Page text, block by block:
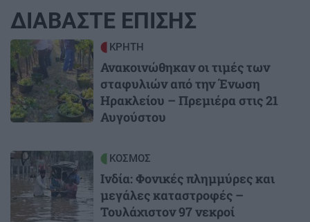
ΔΙΑΒΑΣΤΕ ΕΠΙΣΗΣ
Image ΚΡΗΤΗ
Ανακοινώθηκαν οι τιμές των
σταφυλιών από την Ένωση
Ηρακλείου – Πρεμιέρα στις 21
Αυγούστου
Image ΚΟΣΜΟΣ
Ινδία: Φονικές πλημμύρες και
μεγάλες καταστροφές –
Τουλάχιστον 97 νεκροί